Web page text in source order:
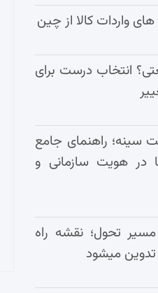
واردات کالا از چین
انتخاب درست برای
سینه؛ راهنمای جامع
در هویت سازمانی و
تحول؛ نقشه راه
تدوین میشود